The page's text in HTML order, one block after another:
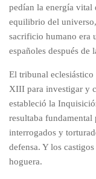
pedían la energía vital
equilibrio del
sacrificio humano era
españoles después de
El tribunal
XIII para investigar y
estableció la
resultaba fundamental
interrogados y
defensa. Y los
hoguera.